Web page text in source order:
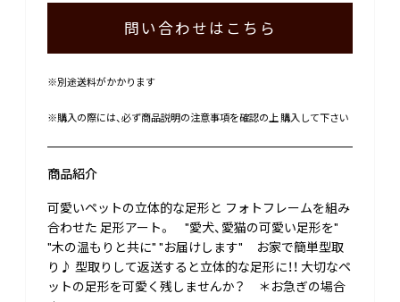
問い合わせはこちら
※別途送料がかかります
※購入の際には、必ず商品説明の注意事項を確認の上 購入して下さい
商品紹介
可愛いペットの立体的な足形と フォトフレームを組み
合わせた 足形アート。 "愛犬、愛猫の可愛い足形を"
"木の温もりと共に" "お届けします" お家で簡単型取
り♪ 型取りして返送すると立体的な足形に！！ 大切なペ
ットの足形を可愛く残しませんか？ ＊お急ぎの場合